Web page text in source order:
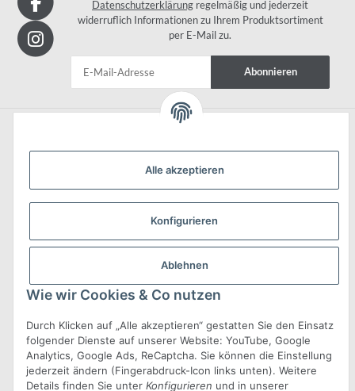
Alle akzeptieren
Konfigurieren
Ablehnen
Wie wir Cookies & Co nutzen
Durch Klicken auf „Alle akzeptieren“ gestatten Sie den Einsatz
folgender Dienste auf unserer Website: YouTube, Google
Analytics, Google Ads, ReCaptcha. Sie können die Einstellung
jederzeit ändern (Fingerabdruck-Icon links unten). Weitere
Details finden Sie unter Konfigurieren und in unserer
Datenschutzerklärung regelmäßig und jederzeit
widerruflich Informationen zu Ihrem Produktsortiment
per E-Mail zu.
Abonnieren
* Alle Preise inkl. gesetzlicher USt., zzgl.Versand
© Conix GmbH • Powered byJTL-Shop • JTL5-Template mit